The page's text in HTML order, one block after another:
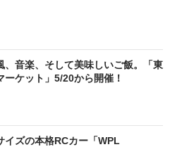
、音楽、そして美味しいご飯。「東
ーケット」5/20から開催！
イズの本格RCカー「WPL